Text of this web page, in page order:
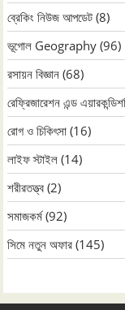
ব্রেকিং নিউজ আপডেট (8)
ভূগোল Geography (96)
রসায়ন বিজ্ঞান (68)
রেফ্রিজারেশন এন্ড
রোগ ও চিকিৎসা (16)
লাইফ স্টাইল (14)
শরীরতত্ত্ব (2)
সমাজকর্ম(92)
সিমে নতুন ‍অফার (145)